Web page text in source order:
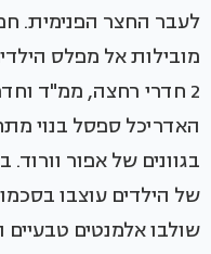
לעבר החצר הפנימית.
2 חדרי רחצה, ממ"ד
האדריכל ספסל בנוי
בגוונים של אפור
של הילדים עוצבו
שולבו אלמנטים טבעיים